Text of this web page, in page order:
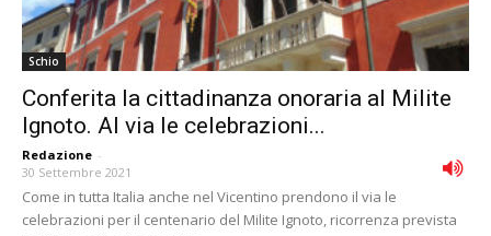
Schio
Conferita la cittadinanza onoraria al Milite
Ignoto. Al via le celebrazioni...
Redazione -
30 Settembre 2021
Come in tutta Italia anche nel Vicentino prendono il via le
celebrazioni per il centenario del Milite Ignoto, ricorrenza prevista